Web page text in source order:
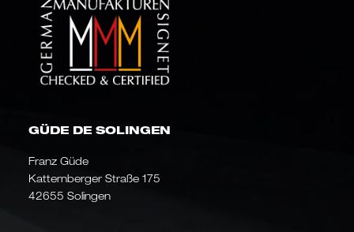
GÜDE DE SOLINGEN
Franz Güde
Katternberger Straße 175
42655 Solingen